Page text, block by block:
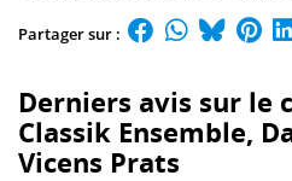
Partager sur :
Derniers avis sur le
Classik Ensemble,
Vicens Prats